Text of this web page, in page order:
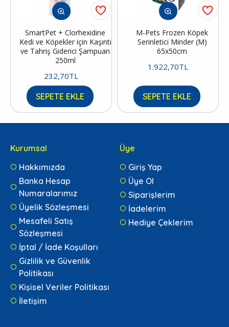
SmartPet + Clorhexidine
Kedi ve Köpekler için Kaşıntı
ve Tahriş Giderici Şampuan
250ml
232,70TL
SEPETE EKLE
M-Pets Frozen Köpek
Serinletici Minder (M)
65x50cm
1.922,70TL
SEPETE EKLE
Kurumsal
Hakkımızda
Banka Hesap
Numaralarımız
Üyelik Sözleşmesi
Mesafeli Satış
Sözleşmesi
İptal / İade Koşulları
Gizlilik ve Güvenlik
Politikası
Kişisel Veriler Politikası
İletişim
Üye
Giriş Yap
Üye Ol
Siparişlerim
İadelerim
Hediye Çeklerim